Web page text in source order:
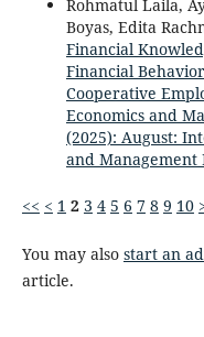
Rohmatul Laila,
Boyas, Edita
Financial
Financial
Cooperative
Economics and
(2025): August:
and Management
<< < 1 2 3 4 5 6 7 8 9 10
You may also start an
article.